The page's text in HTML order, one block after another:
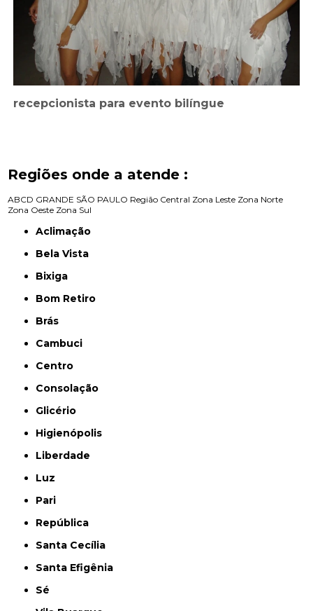
recepcionista para evento bilíngue
Regiões onde a atende :
ABCD GRANDE SÃO PAULO Região Central Zona Leste Zona Norte
Zona Oeste Zona Sul
Aclimação
Bela Vista
Bixiga
Bom Retiro
Brás
Cambuci
Centro
Consolação
Glicério
Higienópolis
Liberdade
Luz
Pari
República
Santa Cecília
Santa Efigênia
Sé